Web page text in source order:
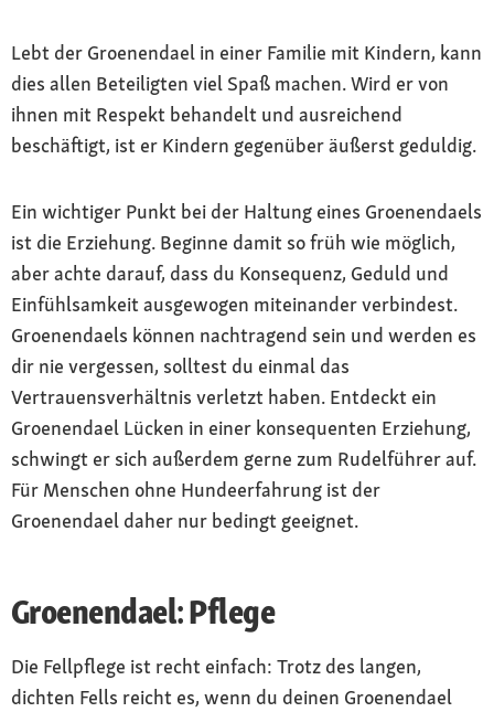
Lebt der Groenendael in einer Familie mit Kindern, kann
dies allen Beteiligten viel Spaß machen. Wird er von
ihnen mit Respekt behandelt und ausreichend
beschäftigt, ist er Kindern gegenüber äußerst geduldig.
Ein wichtiger Punkt bei der Haltung eines Groenendaels
ist die Erziehung. Beginne damit so früh wie möglich,
aber achte darauf, dass du Konsequenz, Geduld und
Einfühlsamkeit ausgewogen miteinander verbindest.
Groenendaels können nachtragend sein und werden es
dir nie vergessen, solltest du einmal das
Vertrauensverhältnis verletzt haben. Entdeckt ein
Groenendael Lücken in einer konsequenten Erziehung,
schwingt er sich außerdem gerne zum Rudelführer auf.
Für Menschen ohne Hundeerfahrung ist der
Groenendael daher nur bedingt geeignet.
Groenendael: Pflege
Die Fellpflege ist recht einfach: Trotz des langen,
dichten Fells reicht es, wenn du deinen Groenendael